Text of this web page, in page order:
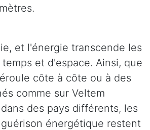
et l'énergie transcende les
et d'espace. Ainsi, que
côte à côte ou à des
comme sur Veltem
des pays différents, les
énergétique restent